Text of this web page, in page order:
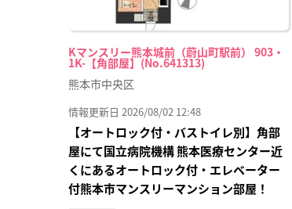
Kマンスリー熊本城前（蔚山町駅前） 903・
1K-【角部屋】(No.641313)
熊本市中央区
情報更新日 2026/08/02 12:48
【オートロック付・バストイレ別】角部
屋にて国立病院機構 熊本医療センター近
くにあるオートロック付・エレベーター
付熊本市マンスリーマンション部屋！